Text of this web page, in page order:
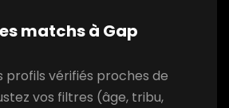
matchs à Gap
profils vérifiés proches de
vos filtres (âge, tribu,